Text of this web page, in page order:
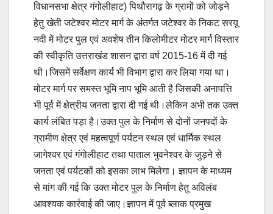
विधानसभा क्षेत्र गंगोलीहाट) पिथौरागढ़ के ग्रामों को जोड़ने
हेतु खेती जटेश्वर मोटर मार्ग के अंतर्गत जटेश्वर के निकट सरयू
नदी में मोटर पुल एवं अवशेष तीन किलोमीटर मोटर मार्ग विस्तार
की स्वीकृति उत्तराखंड शासन द्वारा वर्ष 2015-16 में दी गई
थी।जिसमें सर्वेक्षण कार्य भी विभाग द्वारा कर लिया गया था।
मोटर मार्ग पर समस्त भूमि नाप भूमि आती है जिसकी अनापत्ति
भी पूर्व में क्षेत्रीय जनता द्वारा दी गई थी।लेकिन अभी तक उक्त
कार्य लंबित पड़ा है।उक्त पुल के निर्माण से दोनों जनपदों के
ग्रामीण क्षेत्र एवं महत्वपूर्ण पर्यटन स्थल एवं धार्मिक स्थल
जागेश्वर एवं गंगोलीहाट तथा पाताल भुवनेश्वर के जुड़ने से
जनता एवं पर्यटकों को इसका लाभ मिलेगा। ज्ञापन के माध्यम
से मांग की गई कि उक्त मोटर पुल के निर्माण हेतु अविलंब
आवश्यक कार्रवाई की जाए।ज्ञापन में पूर्व ब्लाक प्रमुख